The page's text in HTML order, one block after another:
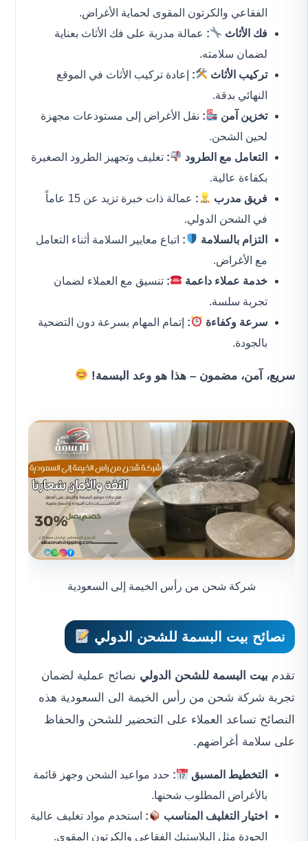
الفقاعي والكرتون المقوى لحماية الأغراض.
فك الأثاث
: عمالة مدربة على فك الأثاث بعناية
لضمان سلامته.
تركيب الأثاث
: إعادة تركيب الأثاث في الموقع
النهائي بدقة.
تخزين آمن
: نقل الأغراض إلى مستودعات مجهزة
لحين الشحن.
التعامل مع الطرود
: تغليف وتجهيز الطرود الصغيرة
بكفاءة عالية.
فريق مدرب
:
عمالة ذات خبرة تزيد عن 15 عاماً
في الشحن الدولي.
التزام بالسلامة
: اتباع معايير السلامة أثناء التعامل
مع الأغراض.
خدمة عملاء داعمة
: تنسيق مع العملاء لضمان
تجربة سلسة.
سرعة وكفاءة
: إتمام المهام بسرعة دون التضحية
بالجودة.
سريع، آمن، مضمون – هذا هو وعد البسمة!
شركة شحن من رأس الخيمة إلى السعودية
نصائح بيت البسمة للشحن الدولي
تقدم بيت البسمة للشحن الدولي نصائح عملية لضمان
تجربة شركة شحن من رأس الخيمة الى السعودية هذه
النصائح تساعد العملاء على التحضير للشحن والحفاظ
على سلامة أغراضهم.
التخطيط المسبق : حدد مواعيد الشحن وجهز قائمة
بالأغراض المطلوب شحنها.
اختيار التغليف المناسب
: استخدم مواد تغليف عالية
الجودة مثل البلاستيك الفقاعي والكرتون المقوى.